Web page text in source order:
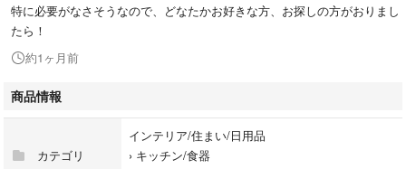
特に必要がなさそうなので、どなたかお好きな方、お探しの方がおりまし
たら！
約1ヶ月前
商品情報
カテゴリ
インテリア/住まい/日用品
› キッチン/食器